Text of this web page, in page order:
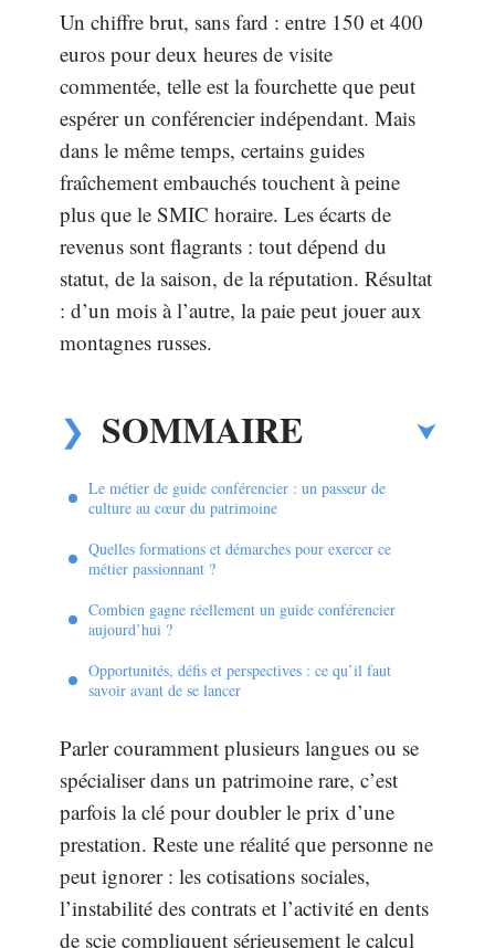
Un chiffre brut, sans fard : entre 150 et 400
euros pour deux heures de visite
commentée, telle est la fourchette que peut
espérer un conférencier indépendant. Mais
dans le même temps, certains guides
fraîchement embauchés touchent à peine
plus que le SMIC horaire. Les écarts de
revenus sont flagrants : tout dépend du
statut, de la saison, de la réputation. Résultat
: d’un mois à l’autre, la paie peut jouer aux
montagnes russes.
SOMMAIRE
Le métier de guide conférencier : un passeur de
culture au cœur du patrimoine
Quelles formations et démarches pour exercer ce
métier passionnant ?
Combien gagne réellement un guide conférencier
aujourd’hui ?
Opportunités, défis et perspectives : ce qu’il faut
savoir avant de se lancer
Parler couramment plusieurs langues ou se
spécialiser dans un patrimoine rare, c’est
parfois la clé pour doubler le prix d’une
prestation. Reste une réalité que personne ne
peut ignorer : les cotisations sociales,
l’instabilité des contrats et l’activité en dents
de scie compliquent sérieusement le calcul